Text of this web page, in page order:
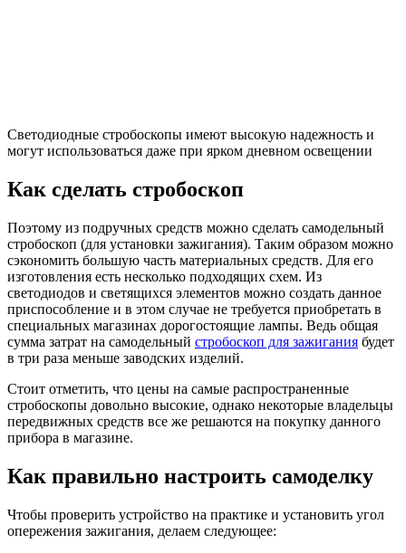
Светодиодные стробоскопы имеют высокую надежность и
могут использоваться даже при ярком дневном освещении
Как сделать стробоскоп
Поэтому из подручных средств можно сделать самодельный
стробоскоп (для установки зажигания). Таким образом можно
сэкономить большую часть материальных средств. Для его
изготовления есть несколько подходящих схем. Из
светодиодов и светящихся элементов можно создать данное
приспособление и в этом случае не требуется приобретать в
специальных магазинах дорогостоящие лампы. Ведь общая
сумма затрат на самодельный стробоскоп для зажигания будет
в три раза меньше заводских изделий.
Стоит отметить, что цены на самые распространенные
стробоскопы довольно высокие, однако некоторые владельцы
передвижных средств все же решаются на покупку данного
прибора в магазине.
Как правильно настроить самоделку
Чтобы проверить устройство на практике и установить угол
опережения зажигания, делаем следующее: